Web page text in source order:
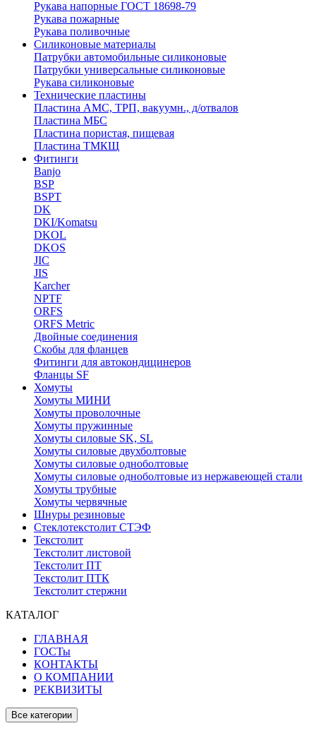
Рукава напорные ГОСТ 18698-79
Рукава пожарные
Рукава поливочные
Силиконовые материалы
Патрубки автомобильные силиконовые
Патрубки универсальные силиконовые
Рукава силиконовые
Технические пластины
Пластина АМС, ТРП, вакуумн., д/отвалов
Пластина МБС
Пластина пористая, пищевая
Пластина ТМКЩ
Фитинги
Banjo
BSP
BSPT
DK
DKI/Komatsu
DKOL
DKOS
JIC
JIS
Karcher
NPTF
ORFS
ORFS Metric
Двойные соединения
Скобы для фланцев
Фитинги для автокондицинеров
Фланцы SF
Хомуты
Хомуты МИНИ
Хомуты проволочные
Хомуты пружинные
Хомуты силовые SK, SL
Хомуты силовые двухболтовые
Хомуты силовые одноболтовые
Хомуты силовые одноболтовые из нержавеющей стали
Хомуты трубные
Хомуты червячные
Шнуры резиновые
Стеклотекстолит СТЭФ
Текстолит
Текстолит листовой
Текстолит ПТ
Текстолит ПТК
Текстолит стержни
КАТАЛОГ
ГЛАВНАЯ
ГОСТы
КОНТАКТЫ
О КОМПАНИИ
РЕКВИЗИТЫ
Все категории